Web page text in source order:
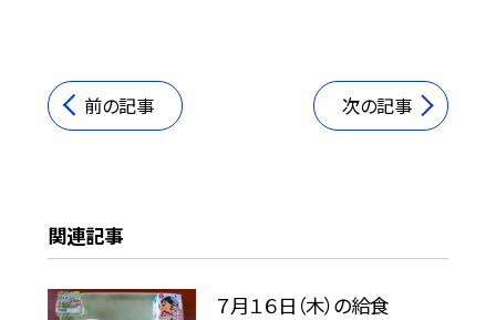
前の記事 次の記事
関連記事
７月１６日（木）の給食